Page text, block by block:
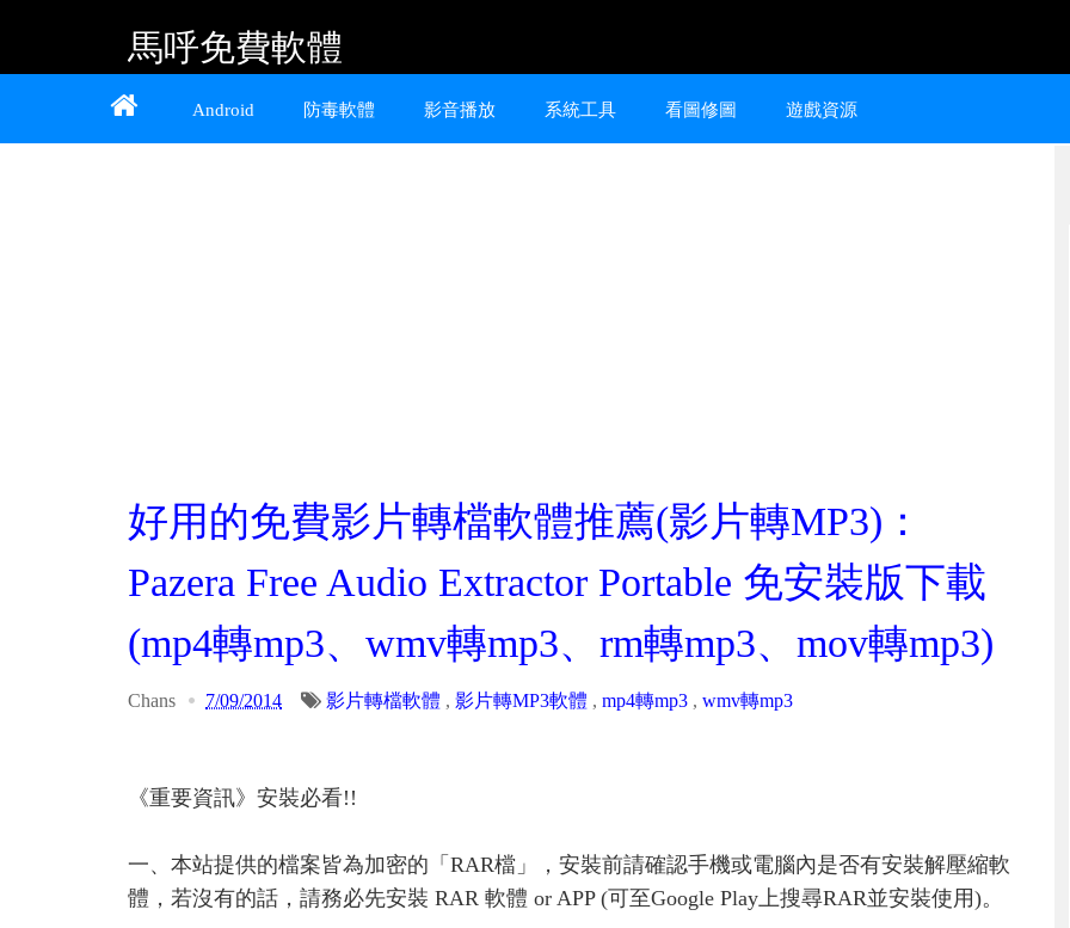
Home About Contact
馬呼免費軟體
提供 Android、iOS 好用的手機應用程式及
Android 防毒軟體 影音播放 系統工具 看圖修圖 遊戲資源
好用的免費影片轉檔軟體推薦(影片轉MP3)：
Pazera Free Audio Extractor Portable 免安裝版下載
(mp4轉mp3、wmv轉mp3、rm轉mp3、mov轉mp3)
Chans 7/09/2014 影片轉檔軟體 , 影片轉MP3軟體 , mp4轉mp3 , wmv轉mp3
《重要資訊》安裝必看!!
一、本站提供的檔案皆為加密的「RAR檔」，安裝前請確認手機或電腦內是否有安裝解壓縮軟
體，若沒有的話，請務必先安裝 RAR 軟體 or APP (可至Google Play上搜尋RAR並安裝使用)。